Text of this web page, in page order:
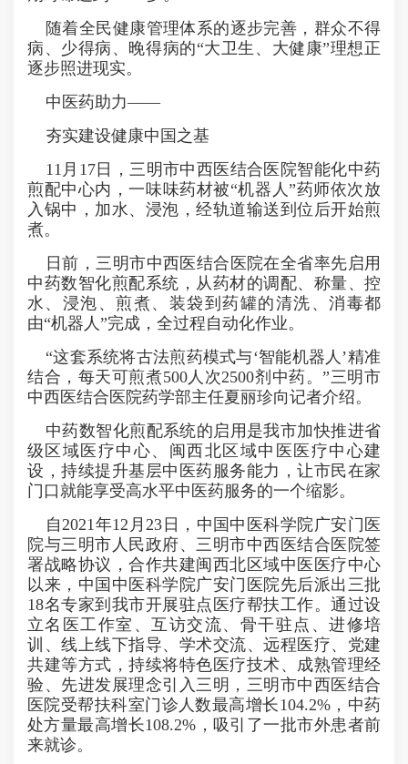
随着全民健康管理体系的逐步完善，群众不得
病、少得病、晚得病的“大卫生、大健康”理想正
逐步照进现实。
中医药助力——
夯实建设健康中国之基
11月17日，三明市中西医结合医院智能化中药
煎配中心内，一味味药材被“机器人”药师依次放
入锅中，加水、浸泡，经轨道输送到位后开始煎
煮。
日前，三明市中西医结合医院在全省率先启用
中药数智化煎配系统，从药材的调配、称量、控
水、浸泡、煎煮、装袋到药罐的清洗、消毒都
由“机器人”完成，全过程自动化作业。
“这套系统将古法煎药模式与‘智能机器人’精准
结合，每天可煎煮500人次2500剂中药。”三明市
中西医结合医院药学部主任夏丽珍向记者介绍。
中药数智化煎配系统的启用是我市加快推进省
级区域医疗中心、闽西北区域中医医疗中心建
设，持续提升基层中医药服务能力，让市民在家
门口就能享受高水平中医药服务的一个缩影。
自2021年12月23日，中国中医科学院广安门医
院与三明市人民政府、三明市中西医结合医院签
署战略协议，合作共建闽西北区域中医医疗中心
以来，中国中医科学院广安门医院先后派出三批
18名专家到我市开展驻点医疗帮扶工作。通过设
立名医工作室、互访交流、骨干驻点、进修培
训、线上线下指导、学术交流、远程医疗、党建
共建等方式，持续将特色医疗技术、成熟管理经
验、先进发展理念引入三明，三明市中西医结合
医院受帮扶科室门诊人数最高增长104.2%，中药
处方量最高增长108.2%，吸引了一批市外患者前
来就诊。